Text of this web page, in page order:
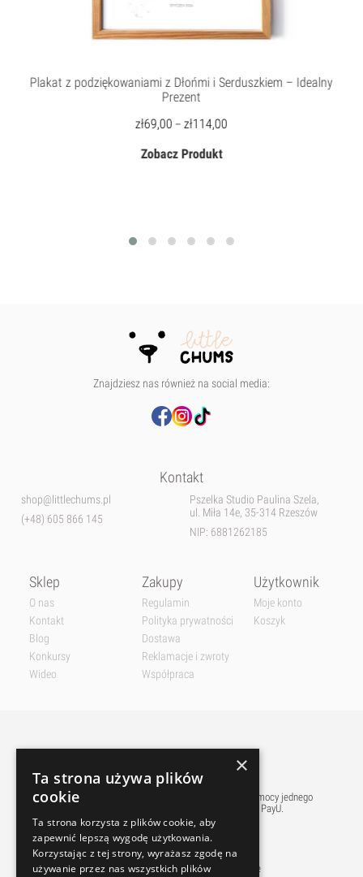
Plakat z podziękowaniami z Dłońmi i Serduszkiem – Idealny
Prezent
zł69,00 – zł114,00
Zobacz Produkt
Znajdziesz nas również na social media:
Kontakt
shop@littlechums.pl
(+48) 605 866 145
Pszelka Studio Paulina Szela,
ul. Miła 14e, 35-314 Rzeszów
NIP: 6881262185
Sklep
O nas
Kontakt
Blog
Konkursy
Wideo
Zakupy
Regulamin
Polityka prywatności
Dostawa
Reklamacje i zwroty
Współpraca
Użytkownik
Moje konto
Koszyk
Płatnośći w naszym sklepie realizowane są przy pomocy jednego
z najpopularniejszych w polsce pośredników PayU.
Sprawne dostawy do tysięcy Paczkomatów w Polsce
×
Ta strona używa plików
cookie
Ta strona korzysta z plików cookie, aby
zapewnić lepszą wygodę użytkowania.
Korzystając z tej strony, wyrażasz zgodę na
używanie przez nas wszystkich plików